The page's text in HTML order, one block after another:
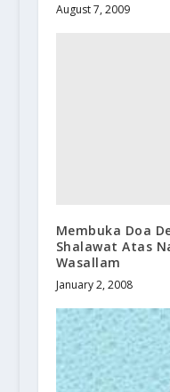
August 7, 2009
Membuka Doa
Shalawat Atas
Wasallam
January 2, 2008